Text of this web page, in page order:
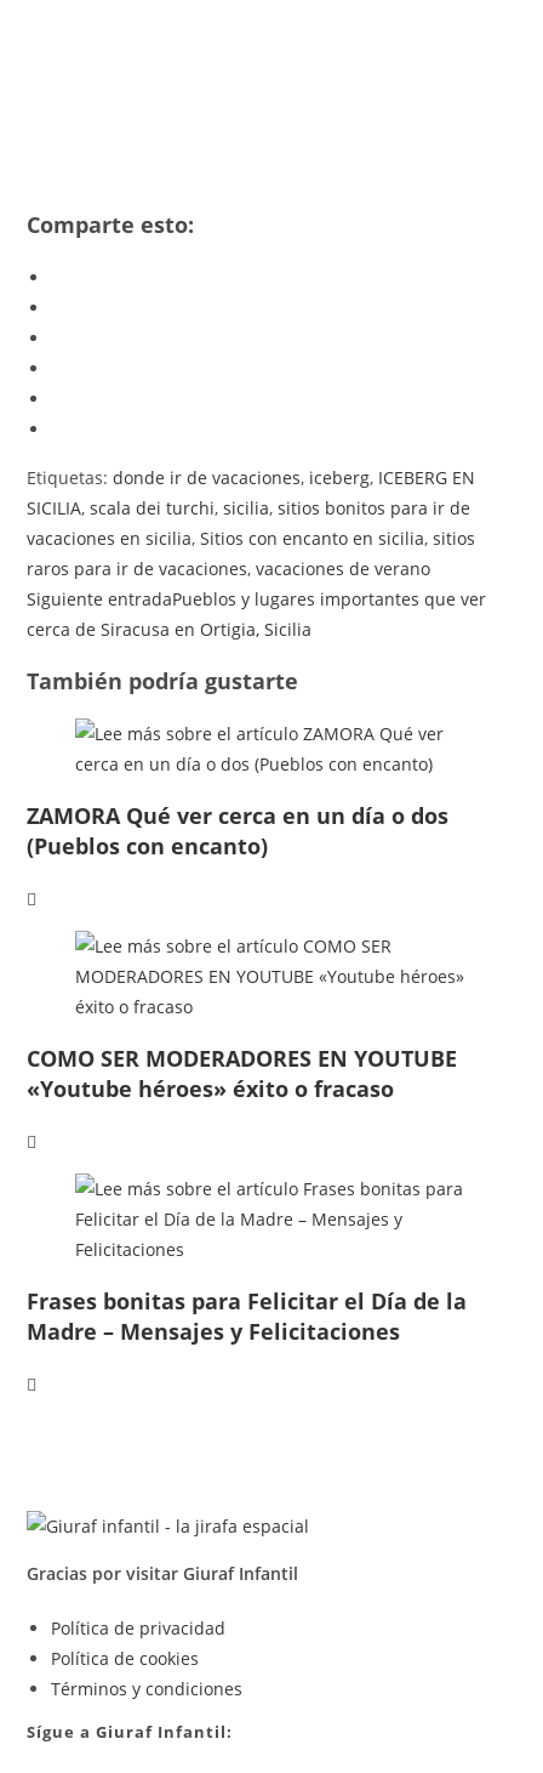
Comparte esto:
Etiquetas:donde ir de vacaciones, iceberg, ICEBERG EN
SICILIA, scala dei turchi, sicilia, sitios bonitos para ir de
vacaciones en sicilia, Sitios con encanto en sicilia, sitios
raros para ir de vacaciones, vacaciones de verano
Leer
más
artículos
Siguiente entradaPueblos y lugares importantes que ver
cerca de Siracusa en Ortigia, Sicilia
También podría gustarte
ZAMORA Qué ver cerca en un día o dos
(Pueblos con encanto)
COMO SER MODERADORES EN YOUTUBE
«Youtube héroes» éxito o fracaso
Frases bonitas para Felicitar el Día de la
Madre – Mensajes y Felicitaciones
Gracias por visitar Giuraf Infantil
Política de privacidad
en
Política de cookies
abre
Términos y condiciones
Sígue a Giuraf Infantil: